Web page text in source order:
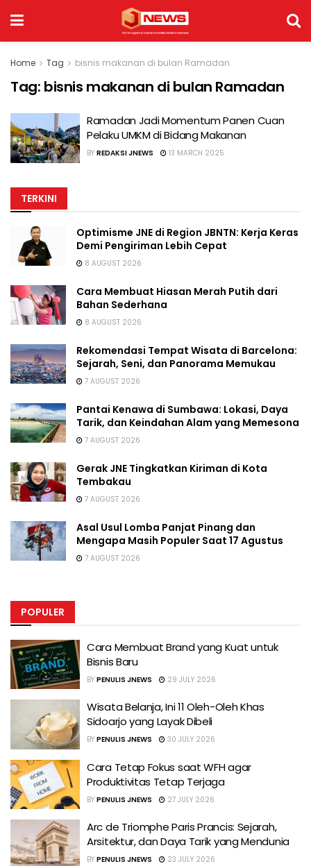
Home Tag bisnis makanan di bulan Ramadan
Tag: bisnis makanan di bulan Ramadan
Ramadan Jadi Momentum Panen Cuan
Pelaku UMKM di Bidang Makanan
BY REDAKSI JNEWS 13 MARCH 2025
TERKINI
Optimisme JNE di Region JBNTN: Kerja Keras
Demi Pengiriman Lebih Cepat
8 AUGUST 2026
Cara Membuat Hiasan Merah Putih dari
Bahan Sederhana
8 AUGUST 2026
Rekomendasi Tempat Wisata di Barcelona:
Sejarah, Seni, dan Panorama Memukau
7 AUGUST 2026
Pantai Kenawa di Sumbawa: Lokasi, Daya
Tarik, dan Keindahan Alam yang Memesona
7 AUGUST 2026
Gerak JNE Tingkatkan Kiriman di Kota
Tembakau
7 AUGUST 2026
Asal Usul Lomba Panjat Pinang dan
Mengapa Masih Populer Saat 17 Agustus
7 AUGUST 2026
POPULER
Cara Membuat Brand yang Kuat untuk
Bisnis Baru
BY PENULIS JNEWS 29 JULY 2026
Wisata Belanja, Ini 11 Oleh-Oleh Khas
Sidoarjo yang Layak Dibeli
BY PENULIS JNEWS 30 JULY 2026
Cara Tetap Fokus saat WFH agar
Produktivitas Tetap Terjaga
BY PENULIS JNEWS 27 JULY 2026
Arc de Triomphe Paris Prancis: Sejarah,
Arsitektur, dan Daya Tarik yang Mendunia
BY PENULIS JNEWS 23 JULY 2026